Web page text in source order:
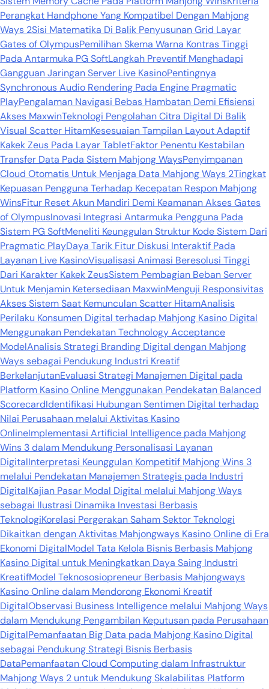
Perangkat Handphone Yang Kompatibel Dengan Mahjong
Ways 2Sisi Matematika Di Balik Penyusunan Grid Layar
Gates of OlympusPemilihan Skema Warna Kontras Tinggi
Pada Antarmuka PG SoftLangkah Preventif Menghadapi
Gangguan Jaringan Server Live KasinoPentingnya
Synchronous Audio Rendering Pada Engine Pragmatic
PlayPengalaman Navigasi Bebas Hambatan Demi Efisiensi
Akses MaxwinTeknologi Pengolahan Citra Digital Di Balik
Visual Scatter HitamKesesuaian Tampilan Layout Adaptif
Kakek Zeus Pada Layar TabletFaktor Penentu Kestabilan
Transfer Data Pada Sistem Mahjong WaysPenyimpanan
Cloud Otomatis Untuk Menjaga Data Mahjong Ways 2Tingkat
Kepuasan Pengguna Terhadap Kecepatan Respon Mahjong
WinsFitur Reset Akun Mandiri Demi Keamanan Akses Gates
of OlympusInovasi Integrasi Antarmuka Pengguna Pada
Sistem PG SoftMeneliti Keunggulan Struktur Kode Sistem Dari
Pragmatic PlayDaya Tarik Fitur Diskusi Interaktif Pada
Layanan Live KasinoVisualisasi Animasi Beresolusi Tinggi
Dari Karakter Kakek ZeusSistem Pembagian Beban Server
Untuk Menjamin Ketersediaan MaxwinMenguji Responsivitas
Akses Sistem Saat Kemunculan Scatter HitamAnalisis
Perilaku Konsumen Digital terhadap Mahjong Kasino Digital
Menggunakan Pendekatan Technology Acceptance
ModelAnalisis Strategi Branding Digital dengan Mahjong
Ways sebagai Pendukung Industri Kreatif
BerkelanjutanEvaluasi Strategi Manajemen Digital pada
Platform Kasino Online Menggunakan Pendekatan Balanced
ScorecardIdentifikasi Hubungan Sentimen Digital terhadap
Nilai Perusahaan melalui Aktivitas Kasino
OnlineImplementasi Artificial Intelligence pada Mahjong
Wins 3 dalam Mendukung Personalisasi Layanan
DigitalInterpretasi Keunggulan Kompetitif Mahjong Wins 3
melalui Pendekatan Manajemen Strategis pada Industri
DigitalKajian Pasar Modal Digital melalui Mahjong Ways
sebagai Ilustrasi Dinamika Investasi Berbasis
TeknologiKorelasi Pergerakan Saham Sektor Teknologi
Dikaitkan dengan Aktivitas Mahjongways Kasino Online di Era
Ekonomi DigitalModel Tata Kelola Bisnis Berbasis Mahjong
Kasino Digital untuk Meningkatkan Daya Saing Industri
KreatifModel Teknososiopreneur Berbasis Mahjongways
Kasino Online dalam Mendorong Ekonomi Kreatif
DigitalObservasi Business Intelligence melalui Mahjong Ways
dalam Mendukung Pengambilan Keputusan pada Perusahaan
DigitalPemanfaatan Big Data pada Mahjong Kasino Digital
sebagai Pendukung Strategi Bisnis Berbasis
DataPemanfaatan Cloud Computing dalam Infrastruktur
Mahjong Ways 2 untuk Mendukung Skalabilitas Platform